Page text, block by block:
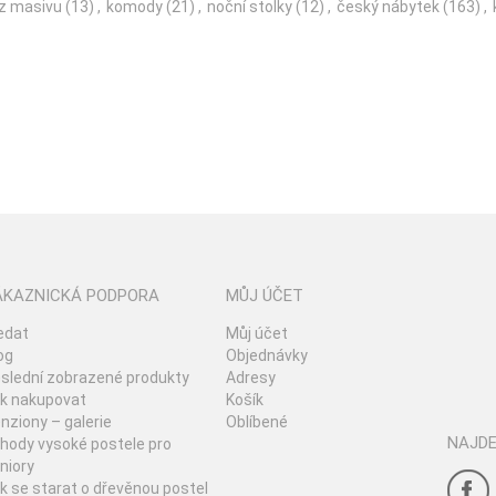
masivu (13) , komody (21) , noční stolky (12) , český nábytek (163) ,
PODPORA
zobrazené produkty
nakupovat
– galerie
vysoké postele pro
se starat o dřevěnou postel
MŮJ ÚČET
Můj účet
Objednávky
Adresy
Košík
Oblíbené